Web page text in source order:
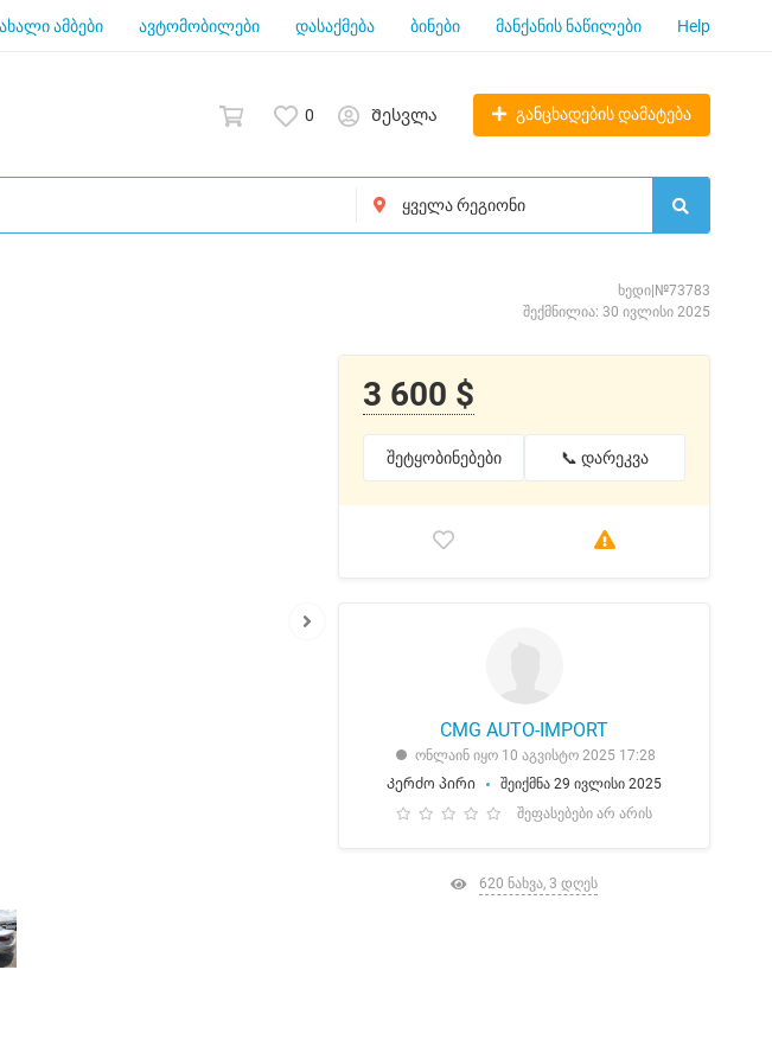
ახალი ამბები ავტომობილები დასაქმება ბინები მანქანის ნაწილები Help
0 Შესვლა განცხადების დამატება
ხედი|№73783
შექმნილია: 30 ივლისი 2025
3 600 $
შეტყობინებები 📞 დარეკვა
CMG AUTO-IMPORT
ონლაინ იყო 10 აგვისტო 2025 17:28
Კერძო პირი
შეიქმნა 29 ივლისი 2025
შეფასებები არ არის
620 ნახვა, 3 დღეს